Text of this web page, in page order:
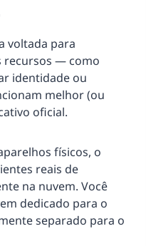
voltada para
recursos — como
identidade ou
melhor (ou
oficial.
físicos, o
reais de
na nuvem. Você
dedicado para o
separado para o